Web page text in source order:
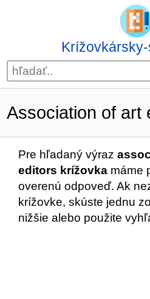
Association of art
Pre hľadaný výraz
editors krížovka máme
overenú odpoveď. Ak
krížovke, skúste jednu
nižšie alebo použite